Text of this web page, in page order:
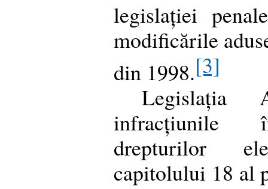
legislației
modificările
din 1998.[3]
Legislația
infracțiunile
drepturilor
capitolului 18 al